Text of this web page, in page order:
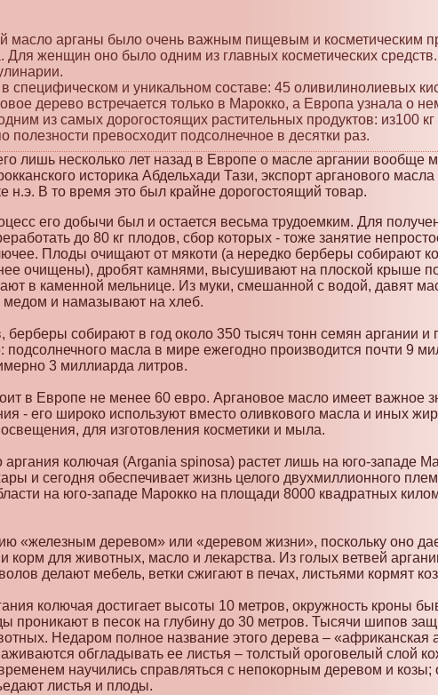
масло арганы было очень важным пищевым и косметическим
Для женщин оно было одним из главных косметических
специфическом и уникальном составе: 45 оливилинолиевых
дерево встречается только в Марокко, а Европа узнала о
из самых дорогостоящих растительных продуктов: из100
полезности превосходит подсолнечное в десятки раз.
лишь несколько лет назад в Европе о масле аргании вообще
историка Абдельхади Тази, экспорт арганового
н.э. В то время это был крайне дорогостоящий товар.
его добычи был и остается весьма трудоемким. Для
до 80 кг плодов, сбор которых - тоже занятие
Плоды очищают от мякоти (а нередко берберы собирают
очищены), дробят камнями, высушивают на плоской крыше
в каменной мельнице. Из муки, смешанной с водой, давят
и намазывают на хлеб.
берберы собирают в год около 350 тысяч тонн семян аргании и
подсолнечного масла в мире ежегодно производится почти 9
3 миллиарда литров.
в Европе не менее 60 евро. Аргановое масло имеет важное
- его широко используют вместо оливкового масла и иных
для изготовления косметики и мыла.
аргания колючая (Argania spinosa) растет лишь на юго-западе
и сегодня обеспечивает жизнь целого двухмиллионного
на юго-западе Марокко на площади 8000 квадратных
«железным деревом» или «деревом жизни», поскольку оно
корм для животных, масло и лекарства. Из голых ветвей
делают мебель, ветки сжигают в печах, листьями кормят
колючая достигает высоты 10 метров, окружность кроны
проникают в песок на глубину до 30 метров. Тысячи шипов
Недаром полное название этого дерева –
обгладывать ее листья – толстый ороговелый слой
научились справляться с непокорным деревом и козы;
листья и плоды.